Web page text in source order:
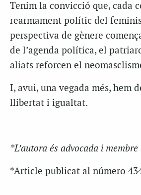
Tenim la convicció que, cada
rearmament polític del
perspectiva de gènere
de l’agenda política, el
aliats reforcen el
I, avui, una vegada més, hem
llibertat i igualtat.
*L’autora és advocada i
*Article publicat al número